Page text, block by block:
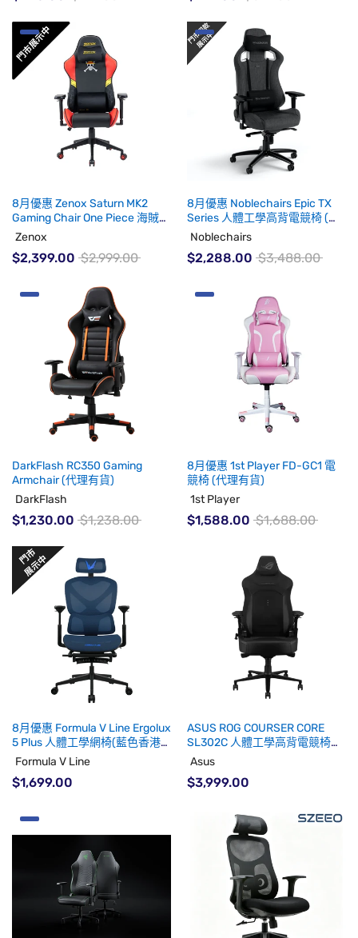
8月優惠 Zenox Saturn MK2
Gaming Chair One Piece 海賊王
限量版電競椅 (代理有貨)
Zenox
$2,399.00 $2,999.00
8月優惠 Noblechairs Epic TX
Series 人體工學高背電競椅 (免
安裝費)(代理有貨)
Noblechairs
$2,288.00 $3,488.00
DarkFlash RC350 Gaming
Armchair (代理有貨)
DarkFlash
$1,230.00 $1,238.00
8月優惠 1st Player FD-GC1 電
競椅 (代理有貨)
1st Player
$1,588.00 $1,688.00
8月優惠 Formula V Line Ergolux
5 Plus 人體工學網椅(藍色香港
版)(代理有貨)
Formula V Line
$1,699.00
ASUS ROG COURSER CORE
SL302C 人體工學高背電競椅
(代理有貨)
Asus
$3,999.00